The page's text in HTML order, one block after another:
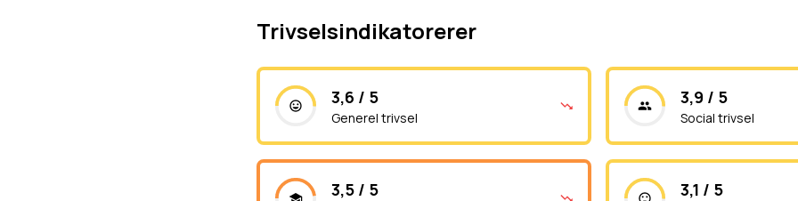
Trivselsindikatorerer
3,6 / 5
Generel trivsel
3,9 / 5
Social trivsel
3,5 / 5 3,1 / 5